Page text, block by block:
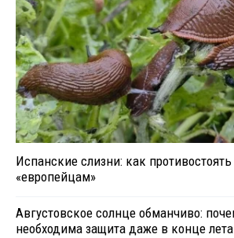
Испанские слизни: как
«европейцам»
Августовское солнце обманчиво:
необходима защита даже в конце лета